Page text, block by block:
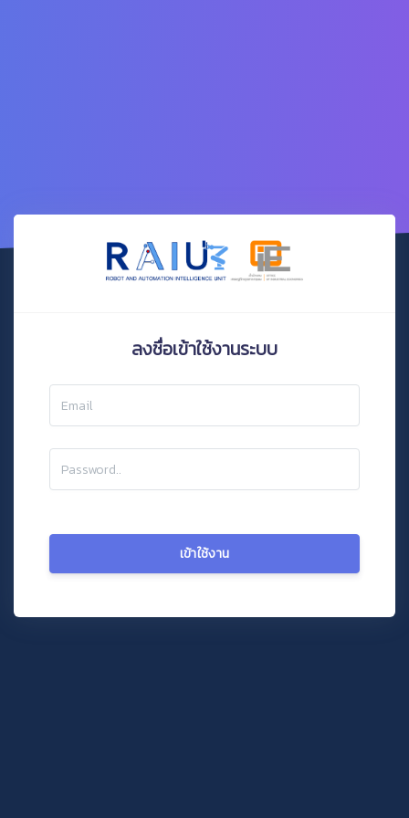
ลงชื่อเข้าใช้งานระบบ
เข้าใช้งาน